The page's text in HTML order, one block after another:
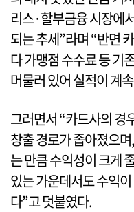
리스·할부금융 시장에
되는 추세”라며 “반면
다 가맹점 수수료 등 기
머물러 있어 실적이 계
그러면서 “카드사의 경
창출 경로가 좁아졌으
는 만큼 수익성이 크게
있는 가운데서도 수익
다”고 덧붙였다.